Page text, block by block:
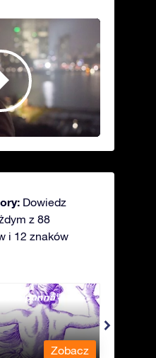
Dowiedz
z 88
i 12 znaków
panna
Zobacz